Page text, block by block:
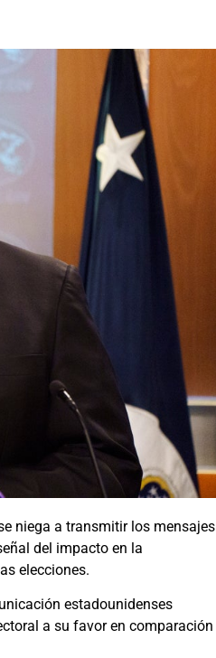
niega a transmitir los mensajes
del impacto en la
elecciones.
estadounidenses
a su favor en comparación